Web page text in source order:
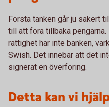
Första tanken går ju säkert
till att föra tillbaka
rättighet har inte banken,
Swish. Det innebär att det
signerat en överföring.
Detta kan vi